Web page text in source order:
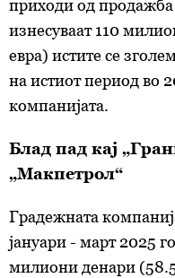
приходи од
изнесуваат 110
евра) истите се
на истиот период во
компанијата.
Блад пад кај
„Макпетрол“
Градежната
јануари - март 2025
милиони денари